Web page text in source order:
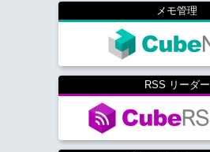
メモ管理
RSS リーダー